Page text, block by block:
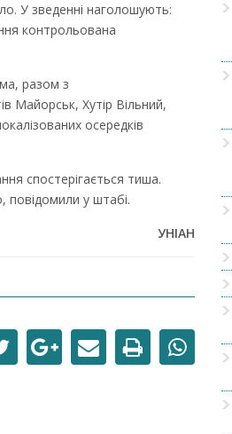
У зведенні наголошують:
контрольована
разом з
Майорськ, Хутір Вільний,
осередків
спостерігається тиша.
повідомили у штабі.
УНІАН